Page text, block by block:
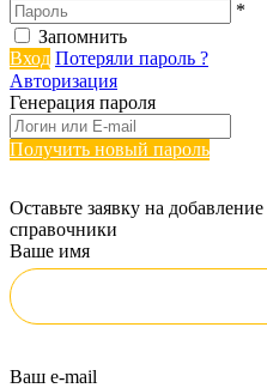
*
Запомнить
Вход Потеряли пароль ?
Авторизация
Генерация пароля
Получить новый пароль
Оставьте заявку на
справочники
Ваше имя
Ваш e-mail